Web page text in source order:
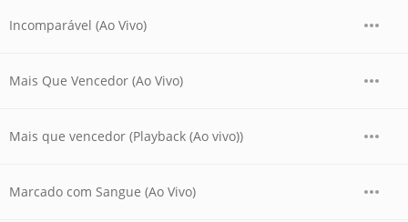
Incomparável (Ao Vivo)
Mais Que Vencedor (Ao Vivo)
Mais que vencedor (Playback (Ao vivo))
Marcado com Sangue (Ao Vivo)